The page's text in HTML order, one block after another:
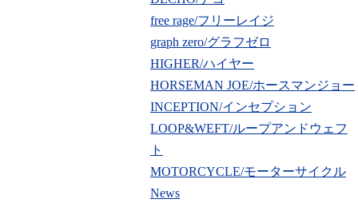
free rage/フリーレイジ
graph zero/グラフゼロ
HIGHER/ハイヤー
HORSEMAN JOE/ホースマンジョー
INCEPTION/インセプション
LOOP&WEFT/ループアンドウェフ
ト
MOTORCYCLE/モーターサイクル
News